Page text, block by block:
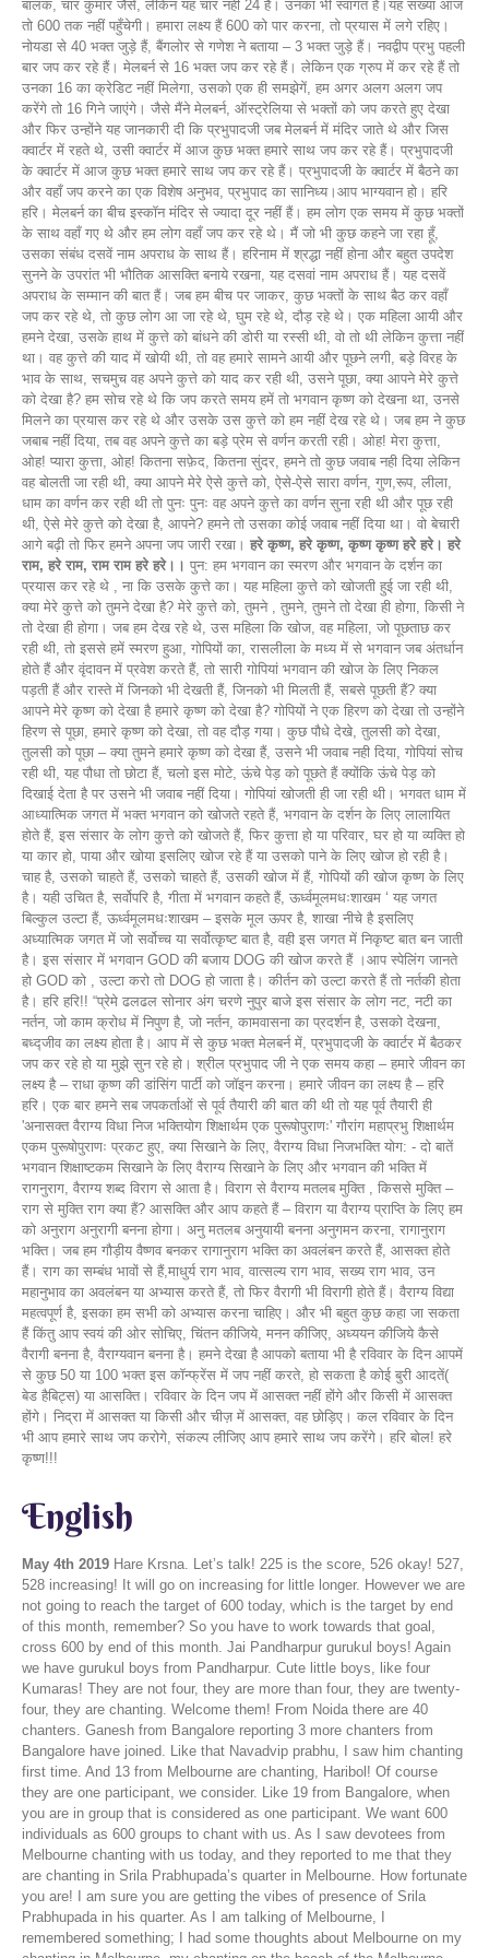
बालक, चार कुमार जैसे, लेकिन यह चार नहीं 24 हैं। उनका भी स्वागत हैं।यह संख्या आज
तो 600 तक नहीं पहुँचेगी। हमारा लक्ष्य हैं 600 को पार करना, तो प्रयास में लगे रहिए।
नोयडा से 40 भक्त जुड़े हैं, बैंगलोर से गणेश ने बताया – 3 भक्त जुड़े हैं। नवद्वीप प्रभु पहली
बार जप कर रहे हैं। मेलबर्न से 16 भक्त जप कर रहे हैं। लेकिन एक ग्रुप में कर रहे हैं तो
उनका 16 का क्रेडिट नहीं मिलेगा, उसको एक ही समझेगें, हम अगर अलग अलग जप
करेंगे तो 16 गिने जाएंगे। जैसे मैंने मेलबर्न, ऑस्ट्रेलिया से भक्तों को जप करते हुए देखा
और फिर उन्होंने यह जानकारी दी कि प्रभुपादजी जब मेलबर्न में मंदिर जाते थे और जिस
क्वार्टर में रहते थे, उसी क्वार्टर में आज कुछ भक्त हमारे साथ जप कर रहे हैं। प्रभुपादजी
के क्वार्टर में आज कुछ भक्त हमारे साथ जप कर रहे हैं। प्रभुपादजी के क्वार्टर में बैठने का
और वहाँ जप करने का एक विशेष अनुभव, प्रभुपाद का सानिध्य।आप भाग्यवान हो। हरि
हरि। मेलबर्न का बीच इस्कॉन मंदिर से ज्यादा दूर नहीं हैं। हम लोग एक समय में कुछ भक्तों
के साथ वहाँ गए थे और हम लोग वहाँ जप कर रहे थे। मैं जो भी कुछ कहने जा रहा हूँ,
उसका संबंध दसवें नाम अपराध के साथ हैं। हरिनाम में श्रद्धा नहीं होना और बहुत उपदेश
सुनने के उपरांत भी भौतिक आसक्ति बनाये रखना, यह दसवां नाम अपराध हैं। यह दसवें
अपराध के सम्मान की बात हैं। जब हम बीच पर जाकर, कुछ भक्तों के साथ बैठ कर वहाँ
जप कर रहे थे, तो कुछ लोग आ जा रहे थे, घुम रहे थे, दौड़ रहे थे। एक महिला आयी और
हमने देखा, उसके हाथ में कुत्ते को बांधने की डोरी या रस्सी थी, वो तो थी लेकिन कुत्ता नहीं
था। वह कुत्ते की याद में खोयी थी, तो वह हमारे सामने आयी और पूछने लगी, बड़े विरह के
भाव के साथ, सचमुच वह अपने कुत्ते को याद कर रही थी, उसने पूछा, क्या आपने मेरे कुत्ते
को देखा है? हम सोच रहे थे कि जप करते समय हमें तो भगवान कृष्ण को देखना था, उनसे
मिलने का प्रयास कर रहे थे और उसके उस कुत्ते को हम नहीं देख रहे थे। जब हम ने कुछ
जबाब नहीं दिया, तब वह अपने कुत्ते का बड़े प्रेम से वर्णन करती रही। ओह! मेरा कुत्ता,
ओह! प्यारा कुत्ता, ओह! कितना सफ़ेद, कितना सुंदर, हमने तो कुछ जवाब नही दिया लेकिन
वह बोलती जा रही थी, क्या आपने मेरे ऐसे कुत्ते को, ऐसे-ऐसे सारा वर्णन, गुण,रूप, लीला,
धाम का वर्णन कर रही थी तो पुनः पुनः वह अपने कुत्ते का वर्णन सुना रही थी और पूछ रही
थी, ऐसे मेरे कुत्ते को देखा है, आपने? हमने तो उसका कोई जवाब नहीं दिया था। वो बेचारी
आगे बढ़ी तो फिर हमने अपना जप जारी रखा। हरे कृष्ण, हरे कृष्ण, कृष्ण कृष्ण हरे हरे। हरे
राम, हरे राम, राम राम हरे हरे।। पुन: हम भगवान का स्मरण और भगवान के दर्शन का
प्रयास कर रहे थे , ना कि उसके कुत्ते का। यह महिला कुत्ते को खोजती हुई जा रही थी,
क्या मेरे कुत्ते को तुमने देखा है? मेरे कुत्ते को, तुमने , तुमने, तुमने तो देखा ही होगा, किसी ने
तो देखा ही होगा। जब हम देख रहे थे, उस महिला कि खोज, वह महिला, जो पूछताछ कर
रही थी, तो इससे हमें स्मरण हुआ, गोपियों का, रासलीला के मध्य में से भगवान जब अंतर्धान
होते हैं और वृंदावन में प्रवेश करते हैं, तो सारी गोपियां भगवान की खोज के लिए निकल
पड़ती हैं और रास्ते में जिनको भी देखती हैं, जिनको भी मिलती हैं, सबसे पूछती हैं? क्या
आपने मेरे कृष्ण को देखा है हमारे कृष्ण को देखा है? गोपियों ने एक हिरण को देखा तो उन्होंने
हिरण से पूछा, हमारे कृष्ण को देखा, तो वह दौड़ गया। कुछ पौधे देखे, तुलसी को देखा,
तुलसी को पूछा – क्या तुमने हमारे कृष्ण को देखा हैं, उसने भी जवाब नही दिया, गोपियां सोच
रही थी, यह पौधा तो छोटा हैं, चलो इस मोटे, ऊंचे पेड़ को पूछते हैं क्योंकि ऊंचे पेड़ को
दिखाई देता है पर उसने भी जवाब नहीं दिया। गोपियां खोजती ही जा रही थी। भगवत धाम में
आध्यात्मिक जगत में भक्त भगवान को खोजते रहते हैं, भगवान के दर्शन के लिए लालायित
होते हैं, इस संसार के लोग कुत्ते को खोजते हैं, फिर कुत्ता हो या परिवार, घर हो या व्यक्ति हो
या कार हो, पाया और खोया इसलिए खोज रहे हैं या उसको पाने के लिए खोज हो रही है।
चाह है, उसको चाहते हैं, उसको चाहते हैं, उसकी खोज में हैं, गोपियों की खोज कृष्ण के लिए
है। यही उचित है, सर्वोपरि है, गीता में भगवान कहते हैं, ऊर्ध्वमूलमधःशाखम ‘ यह जगत
बिल्कुल उल्टा हैं, ऊर्ध्वमूलमधःशाखम – इसके मूल ऊपर है, शाखा नीचे है इसलिए
अध्यात्मिक जगत में जो सर्वोच्च या सर्वोत्कृष्ट बात है, वही इस जगत में निकृष्ट बात बन जाती
है। इस संसार में भगवान GOD की बजाय DOG की खोज करते हैं ।आप स्पेलिंग जानते
हो GOD को , उल्टा करो तो DOG हो जाता है। कीर्तन को उल्टा करते हैं तो नर्तकी होता
है। हरि हरि!! “प्रेमे ढलढल सोनार अंग चरणे नुपुर बाजे इस संसार के लोग नट, नटी का
नर्तन, जो काम क्रोध में निपुण है, जो नर्तन, कामवासना का प्रदर्शन है, उसको देखना,
बध्द्जीव का लक्ष्य होता है। आप में से कुछ भक्त मेलबर्न में, प्रभुपादजी के क्वार्टर में बैठकर
जप कर रहे हो या मुझे सुन रहे हो। श्रील प्रभुपाद जी ने एक समय कहा – हमारे जीवन का
लक्ष्य है – राधा कृष्ण की डांसिंग पार्टी को जॉइन करना। हमारे जीवन का लक्ष्य है – हरि
हरि। एक बार हमने सब जपकर्ताओं से पूर्व तैयारी की बात की थी तो यह पूर्व तैयारी ही
'अनासक्त वैराग्य विधा निज भक्तियोग शिक्षार्थम एक पुरूषोपुराणः' गौरांग महाप्रभु शिक्षार्थम
एकम पुरूषोपुराणः प्रकट हुए, क्या सिखाने के लिए, वैराग्य विधा निजभक्ति योग: - दो बातें
भगवान शिक्षाष्टकम सिखाने के लिए वैराग्य सिखाने के लिए और भगवान की भक्ति में
रागनुराग, वैराग्य शब्द विराग से आता है। विराग से वैराग्य मतलब मुक्ति , किससे मुक्ति –
राग से मुक्ति राग क्या हैं? आसक्ति और आप कहते हैं – विराग या वैराग्य प्राप्ति के लिए हम
को अनुराग अनुरागी बनना होगा। अनु मतलब अनुयायी बनना अनुगमन करना, रागानुराग
भक्ति। जब हम गौड़ीय वैष्णव बनकर रागानुराग भक्ति का अवलंबन करते हैं, आसक्त होते
हैं। राग का सम्बंध भावों से हैं,माधुर्य राग भाव, वात्सल्य राग भाव, सख्य राग भाव, उन
महानुभाव का अवलंबन या अभ्यास करते हैं, तो फिर वैरागी भी विरागी होते हैं। वैराग्य विद्या
महत्वपूर्ण है, इसका हम सभी को अभ्यास करना चाहिए। और भी बहुत कुछ कहा जा सकता
हैं किंतु आप स्वयं की ओर सोचिए, चिंतन कीजिये, मनन कीजिए, अध्ययन कीजिये कैसे
वैरागी बनना है, वैराग्यवान बनना है। हमने देखा है आपको बताया भी है रविवार के दिन आपमें
से कुछ 50 या 100 भक्त इस कॉन्फ्रेंस में जप नहीं करते, हो सकता है कोई बुरी आदतें(
बेड हैबिट्स) या आसक्ति। रविवार के दिन जप में आसक्त नहीं होंगे और किसी में आसक्त
होंगे। निद्रा में आसक्त या किसी और चीज़ में आसक्त, वह छोड़िए। कल रविवार के दिन
भी आप हमारे साथ जप करोगे, संकल्प लीजिए आप हमारे साथ जप करेंगे। हरि बोल! हरे
कृष्ण!!!
English
May 4th 2019 Hare Krsna. Let’s talk! 225 is the score, 526 okay! 527,
528 increasing! It will go on increasing for little longer. However we are
not going to reach the target of 600 today, which is the target by end
of this month, remember? So you have to work towards that goal,
cross 600 by end of this month. Jai Pandharpur gurukul boys! Again
we have gurukul boys from Pandharpur. Cute little boys, like four
Kumaras! They are not four, they are more than four, they are twenty-
four, they are chanting. Welcome them! From Noida there are 40
chanters. Ganesh from Bangalore reporting 3 more chanters from
Bangalore have joined. Like that Navadvip prabhu, I saw him chanting
first time. And 13 from Melbourne are chanting, Haribol! Of course
they are one participant, we consider. Like 19 from Bangalore, when
you are in group that is considered as one participant. We want 600
individuals as 600 groups to chant with us. As I saw devotees from
Melbourne chanting with us today, and they reported to me that they
are chanting in Srila Prabhupada’s quarter in Melbourne. How fortunate
you are! I am sure you are getting the vibes of presence of Srila
Prabhupada in his quarter. As I am talking of Melbourne, I
remembered something; I had some thoughts about Melbourne on my